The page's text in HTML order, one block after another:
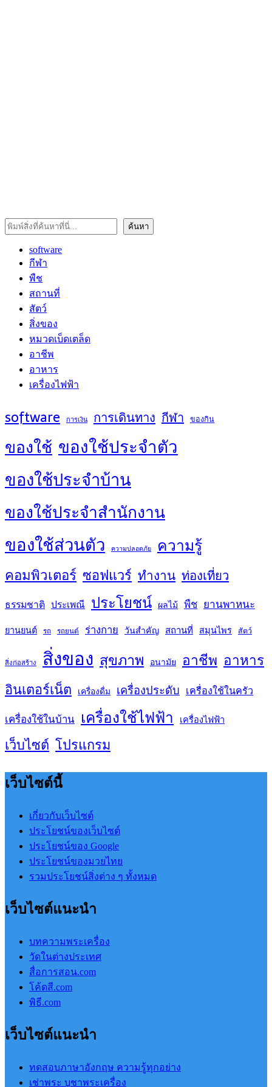
ค้นหา ค้นหา
software
กีฬา
พืช
สถานที่
สัตว์
สิ่งของ
หมวดเบ็ดเตล็ด
อาชีพ
อาหาร
เครื่องไฟฟ้า
software การเงิน การเดินทาง กีฬา ของกิน
ของใช้ ของใช้ประจำตัว
ของใช้ประจำบ้าน
ของใช้ประจำสำนักงาน
ของใช้ส่วนตัว ความปลอดภัย ความรู้
คอมพิวเตอร์ ซอฟแวร์ ทำงาน ท่องเที่ยว
ธรรมชาติ ประเพณี ประโยชน์ ผลไม้ พืช ยานพาหนะ
ยานยนต์ รถ รถยนต์ ร่างกาย วันสำคัญ สถานที่ สมุนไพร สัตว์
สิ่งก่อสร้าง สิ่งของ สุขภาพ อนามัย อาชีพ อาหาร
อินเตอร์เน็ต เครื่องดื่ม เครื่องประดับ เครื่องใช้ในครัว
เครื่องใช้ในบ้าน เครื่องใช้ไฟฟ้า เครื่องไฟฟ้า
เว็บไซต์ โปรแกรม
เว็บไซต์นี้
เกี่ยวกับเว็บไซต์
ประโยชน์ของเว็บไซต์
ประโยชน์ของ Google
ประโยชน์ของมวยไทย
รวมประโยชน์สิ่งต่าง ๆ ทั้งหมด
เว็บไซต์แนะนำ
บทความพระเครื่อง
วัดในต่างประเทศ
สื่อการสอน.com
โค้ดสี.com
พิธี.com
เว็บไซต์แนะนำ
ทดสอบภาษาอังกฤษ ความรู้ทุกอย่าง
เช่าพระ บูชาพระเครื่อง